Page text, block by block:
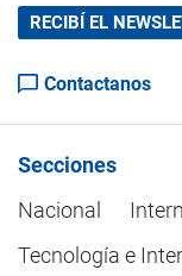
RECIBÍ EL
Contactanos
Secciones
Nacional
Tecnología e